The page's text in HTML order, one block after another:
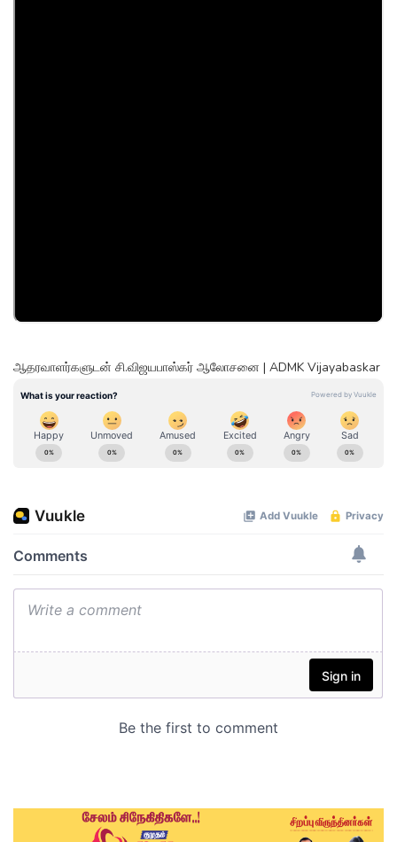
ஆதரவாளர்களுடன் சி.விஜயபாஸ்கர் ஆலோசனை | ADMK Vijayabaskar